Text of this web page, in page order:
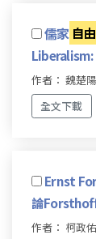
儒家 自
作者： 魏楚陽
全文下載
Ernst
論
作者： 柯政佑